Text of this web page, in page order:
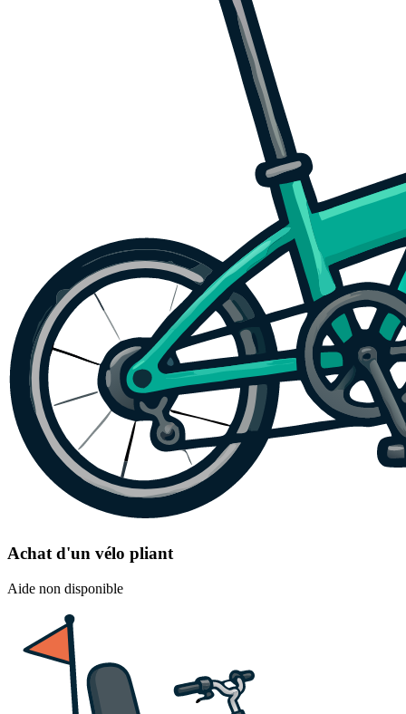
Achat d'un vélo pliant
Aide non disponible